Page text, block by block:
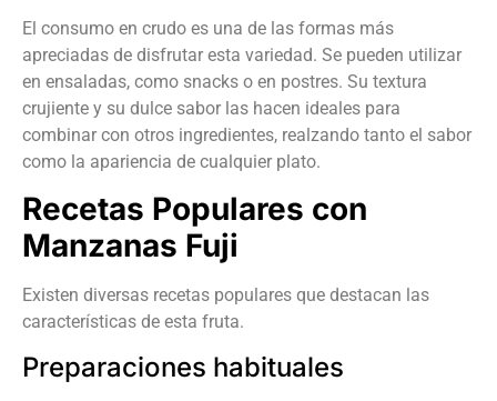
El consumo en crudo es una de las formas más
apreciadas de disfrutar esta variedad. Se pueden utilizar
en ensaladas, como snacks o en postres. Su textura
crujiente y su dulce sabor las hacen ideales para
combinar con otros ingredientes, realzando tanto el sabor
como la apariencia de cualquier plato.
Recetas Populares con
Manzanas Fuji
Existen diversas recetas populares que destacan las
características de esta fruta.
Preparaciones habituales